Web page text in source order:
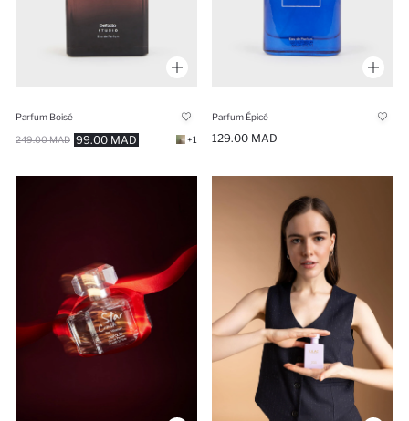
Parfum Boisé
99.00 MAD
249.00 MAD +1
Parfum Épicé
129.00 MAD